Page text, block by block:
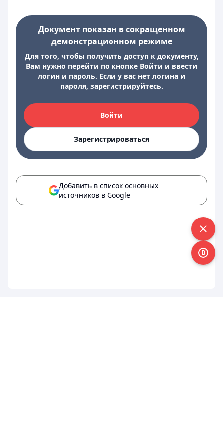
Документ показан в сокращенном
демонстрационном режиме
Для того, чтобы получить доступ к документу,
Вам нужно перейти по кнопке Войти и ввести
логин и пароль. Если у вас нет логина и
пароля, зарегистрируйтесь.
Войти
Зарегистрироваться
Добавить в список основных
источников в Google